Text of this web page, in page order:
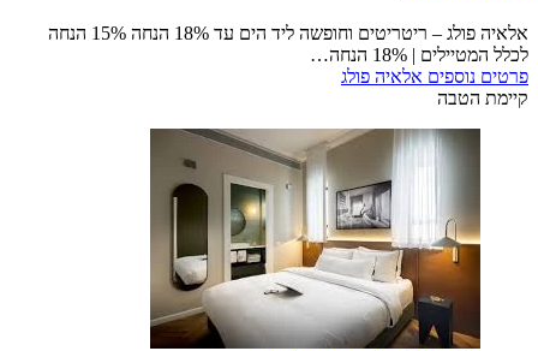
אלאיה פולג – ריטריטים וחופשה ליד הים עד 18% הנחה 15% הנחה
לכלל המטיילים | 18% הנחה…
פרטים נוספים אלאיה פולג
קיימת הטבה